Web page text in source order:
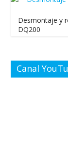
Desmontaje y
DQ200
Canal